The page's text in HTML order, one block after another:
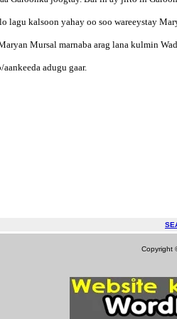
lagu kalsoon yahay oo soo wareeystay
Mursal marnaba arag lana kulmin
adugu gaar.
Copyright